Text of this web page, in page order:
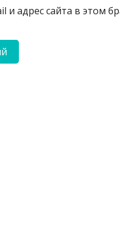
и адрес сайта в этом